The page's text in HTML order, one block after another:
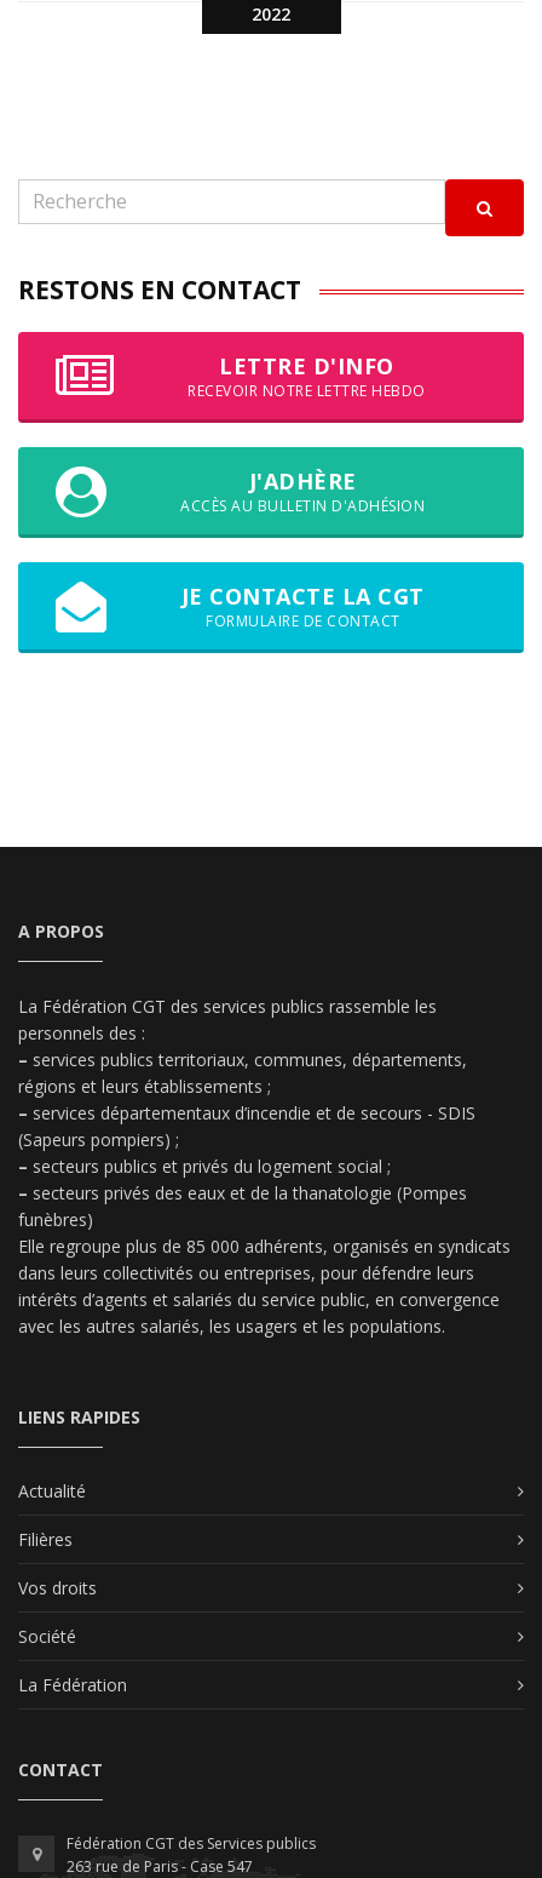
2022
RESTONS EN CONTACT
LETTRE D'INFO
RECEVOIR NOTRE LETTRE HEBDO
J'ADHÈRE
ACCÈS AU BULLETIN D'ADHÉSION
JE CONTACTE LA CGT
FORMULAIRE DE CONTACT
A PROPOS
La Fédération CGT des services publics rassemble les
personnels des :
– services publics territoriaux, communes, départements,
régions et leurs établissements ;
– services départementaux d’incendie et de secours - SDIS
(Sapeurs pompiers) ;
– secteurs publics et privés du logement social ;
– secteurs privés des eaux et de la thanatologie (Pompes
funèbres)
Elle regroupe plus de 85 000 adhérents, organisés en syndicats
dans leurs collectivités ou entreprises, pour défendre leurs
intérêts d’agents et salariés du service public, en convergence
avec les autres salariés, les usagers et les populations.
LIENS RAPIDES
Actualité
Filières
Vos droits
Société
La Fédération
CONTACT
Fédération CGT des Services publics
263 rue de Paris - Case 547